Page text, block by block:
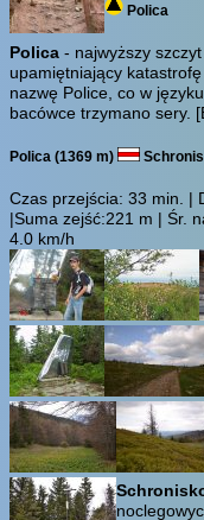
Polica
Polica - najwyższy
upamiętniający
nazwę Police, co w
bacówce trzymano sery.
Polica (1369 m)
Czas przejścia: 33 min.
|
|Suma zejść:221 m | Śr.
4.0 km/h